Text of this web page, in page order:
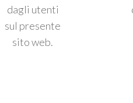
dagli utenti
sul presente
sito web.